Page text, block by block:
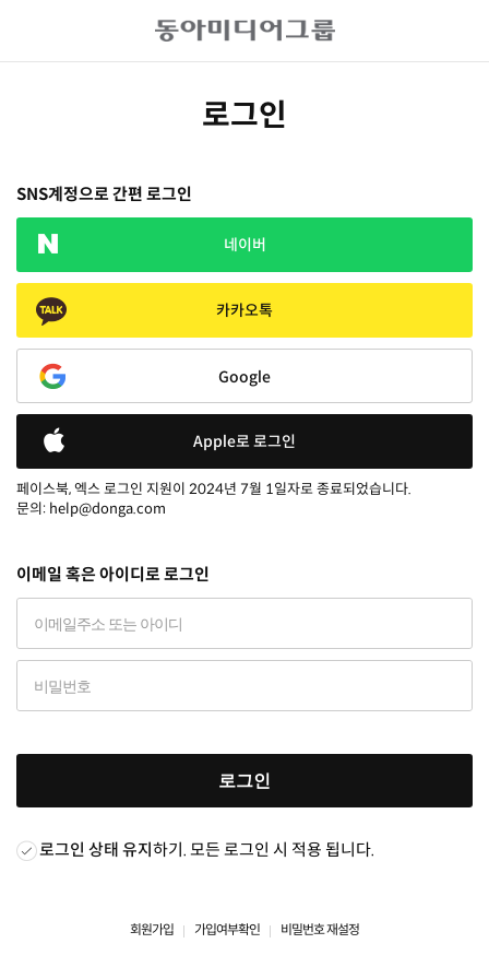
로그인
SNS계정으로 간편 로그인
네이버
카카오톡
Google
Apple로 로그인
페이스북, 엑스 로그인 지원이 2024년 7월 1일자로 종료되었습니다.
문의: help@donga.com
이메일 혹은 아이디로 로그인
로그인
로그인 상태 유지하기. 모든 로그인 시 적용 됩니다.
회원가입 가입여부확인 비밀번호 재설정